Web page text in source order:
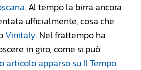
. Al tempo la birra ancora
ufficialmente, cosa che
Vinitaly. Nel frattempo ha
in giro, come si può
articolo apparso su Il Tempo.